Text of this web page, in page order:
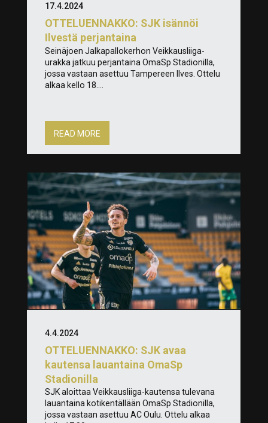
OTTELUENNAKKO: SJK isännöi
Ilvestä perjantaina
17.4.2024
Seinäjoen Jalkapallokerhon Veikkausliiga-
urakka jatkuu perjantaina OmaSp Stadionilla,
jossa vastaan asettuu Tampereen Ilves. Ottelu
alkaa kello 18....
READ MORE
OTTELUENNAKKO: SJK avaa
kautensa lauantaina OmaSp
Stadionilla
4.4.2024
SJK aloittaa Veikkausliiga-kautensa tulevana
lauantaina kotikentällään OmaSp Stadionilla,
jossa vastaan asettuu AC Oulu. Ottelu alkaa